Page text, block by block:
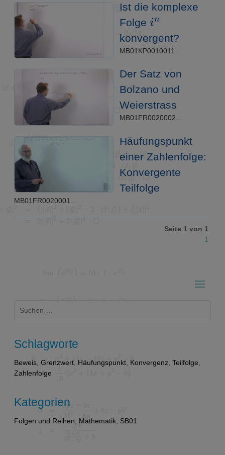
Ist die komplexe
Folge
in
konvergent?
MB01KP0010011...
Der Satz von
Bolzano und
Weierstrass
MB01FR0020002...
Häufungspunkt
einer Zahlenfolge:
Konvergente
Teilfolge
MB01FR0020001...
Seite 1 von 1
1
nach:
Schlagworte
Beweis Grenzwert Häufungspunkt Konvergenz Teilfolge
Zahlenfolge
Kategorien
Folgen und Reihen Mathematik SB01